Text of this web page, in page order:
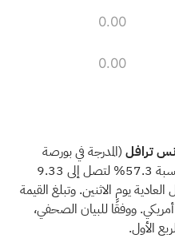
0.00
0.00
ترافل(المدرجة في بورصة
) بنسبة 57.3% لتصل إلى 9.33
يوم الاثنين. وتبلغ القيمة
مليار دولار أمريكي. ووفقًا للبيان الصحفي،
الأول.